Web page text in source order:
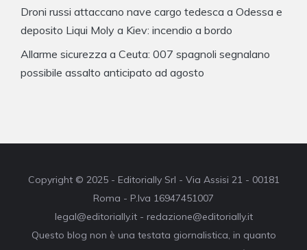
Droni russi attaccano nave cargo tedesca a Odessa e
deposito Liqui Moly a Kiev: incendio a bordo
Allarme sicurezza a Ceuta: 007 spagnoli segnalano
possibile assalto anticipato ad agosto
Copyright © 2025 - Editorially Srl - Via Assisi 21 - 00181
Roma - P.Iva 16947451007
legal@editorially.it - redazione@editorially.it
Questo blog non è una testata giornalistica, in quanto